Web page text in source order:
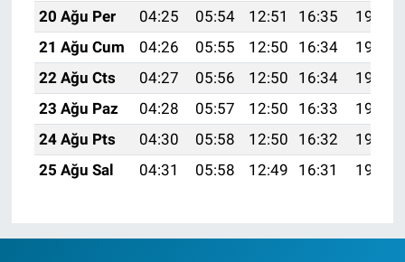
20 Ağu Per
04:25 05:54 12:51 16:35
19:37
21 Ağu Cum
04:26 05:55 12:50 16:34
19:36
22 Ağu Cts
04:27 05:56 12:50 16:34
19:34
23 Ağu Paz
04:28 05:57 12:50 16:33
19:33
24 Ağu Pts
04:30 05:58 12:50 16:32
19:32
25 Ağu Sal
04:31 05:58 12:49 16:31 19:30